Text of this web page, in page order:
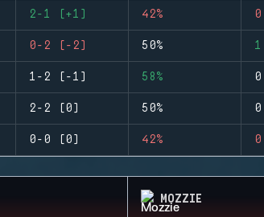
2-1 (+1) 42%
0-2 (-2) 50% 1
1-2 (-1) 58%
2-2 (0) 50%
0-0 (0) 42%
MOZZIE